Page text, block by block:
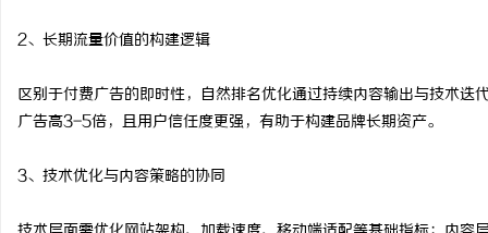
2、长期流量价值的构建逻辑
区别于付费广告的即时性，自然排名优化通过持续内容输出与技术
广告高3-5倍，且用户信任度更强，有助于构建品牌长期资产。
3、技术优化与内容策略的协同